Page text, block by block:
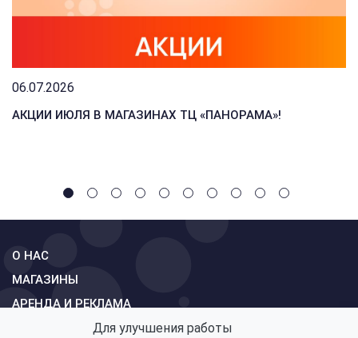
06.07.2026
АКЦИИ ИЮЛЯ В МАГАЗИНАХ ТЦ «ПАНОРАМА»!
О НАС
МАГАЗИНЫ
АРЕНДА И РЕКЛАМА
Для улучшения работы